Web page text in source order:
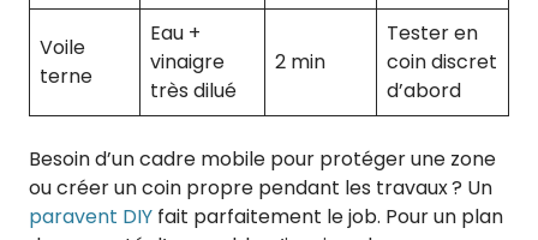
Voile
terne
Eau +
vinaigre
très dilué
2 min
Tester en
coin discret
d’abord
Besoin d’un cadre mobile pour protéger une zone
ou créer un coin propre pendant les travaux ? Un
paravent DIY fait parfaitement le job. Pour un plan